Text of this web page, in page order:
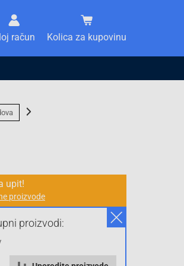
račun Kolica za kupovinu
proizvodi:
upit!
proizvode
S71 d.o.o.